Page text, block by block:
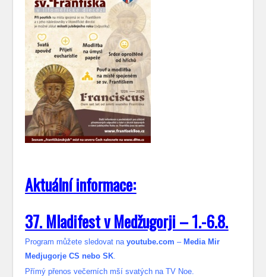
Aktuální informace:
37. Mladifest v Medžugorji – 1.-6.8.
Program můžete sledovat nayoutube.com – Media Mir
Medjugorje CS nebo SK.
Přímý přenos večerních mší svatých na TV Noe.